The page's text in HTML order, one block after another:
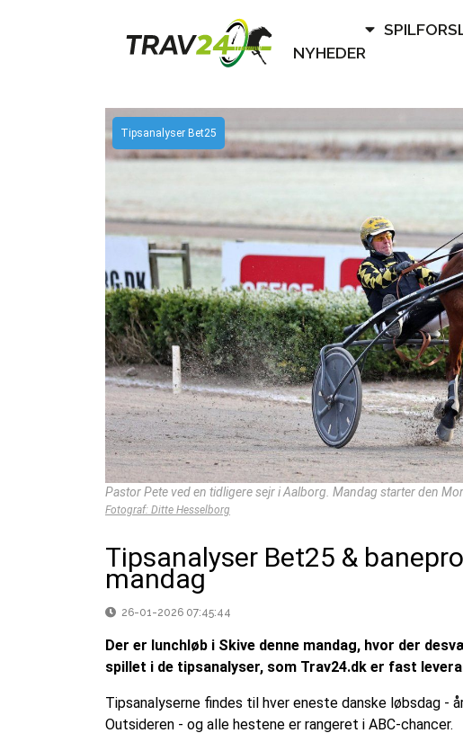
Tipsanalyser Bet25
Pastor Pete ved en tidligere sejr i Aalborg. Mandag starter den
Fotograf: Ditte Hesselborg
Tipsanalyser Bet25 &
mandag
26-01-2026 07:45:44
Der er lunchløb i Skive denne mandag, hvor der
spillet i de tipsanalyser, som Trav24.dk er fast
Tipsanalyserne findes til hver eneste danske løbsdag -
Outsideren - og alle hestene er rangeret i ABC-chancer.
NYHEDER